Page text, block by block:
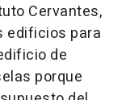
Cervantes,
edificios para
de
porque